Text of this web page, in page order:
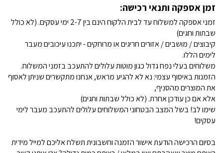
זמן אספקה ותנאי רכישה:
זמני אספקה למשלוח עד לבית הלקוח הינם בין 2-7 ימי עסקים. (לא כולל
שבתות וחגים)
קיבוצים / מושבים / אזורים חריגים או מרוחקים - יתכנו עיכובים מעבר
לימים הללו.
משלוחים בעלי נפח גדול כגון מוטות עלולים להתעכב בזמני המשלוח.
הזמנות באיסוף עצמי: נא לא להגיע מראש, אנחנו מתקשרים שניתן לאסוף
את המוצרים מהסניף,
אלא אם כן עודכן אחרת. (לא כולל שבתות וחגים)
שימו לב! בשל המצב הבטחוני המשלוחים עלולים להתעכב מעבר לימי
עסקים!
בסיום הרכישה הודעת אישור הזמנה וחשבונית תשלח אליכם למייל מידית